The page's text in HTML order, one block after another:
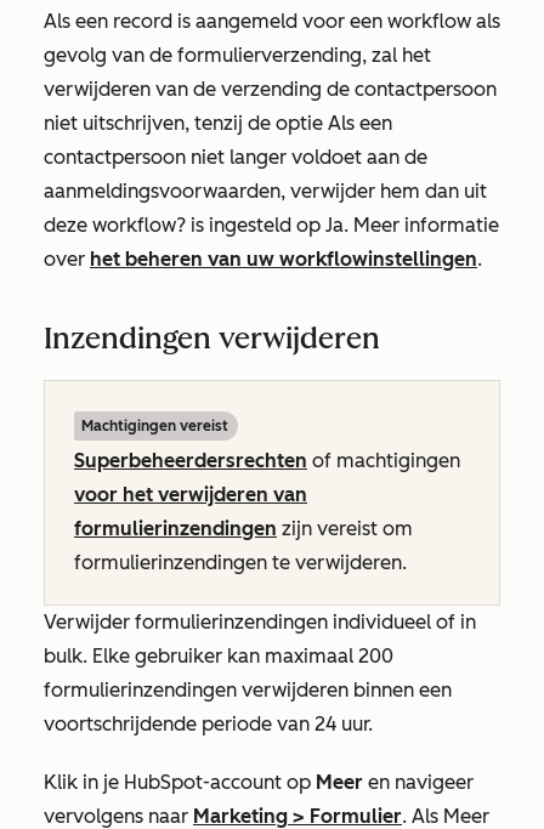
Als een record is aangemeld voor een workflow als
gevolg van de formulierverzending, zal het
verwijderen van de verzending de contactpersoon
niet uitschrijven, tenzij de optie Als een
contactpersoon niet langer voldoet aan de
aanmeldingsvoorwaarden, verwijder hem dan uit
deze workflow? is ingesteld op Ja. Meer informatie
over het beheren van uw workflowinstellingen.
Inzendingen verwijderen
Machtigingen vereist
Superbeheerdersrechten of machtigingen
voor het verwijderen van
formulierinzendingen zijn vereist om
formulierinzendingen te verwijderen.
Verwijder formulierinzendingen individueel of in
bulk. Elke gebruiker kan maximaal 200
formulierinzendingen verwijderen binnen een
voortschrijdende periode van 24 uur.
Klik in je HubSpot-account op Meer en navigeer
vervolgens naar Marketing > Formulier. Als Meer